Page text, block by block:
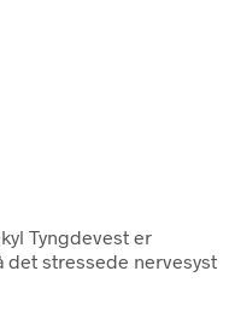
Tyngdevest er
det stressede nervesyst